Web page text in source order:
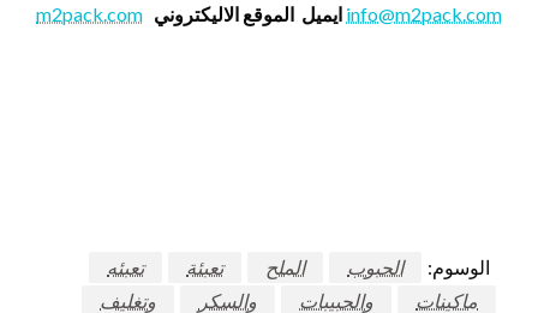
info@m2pack.com ايميل الموقع الاليكتروني m2pack.com
الوسوم: الحبوب الملح تعبئة
تعبئه
ماكينات
والحبيبات والسكر وتغليف